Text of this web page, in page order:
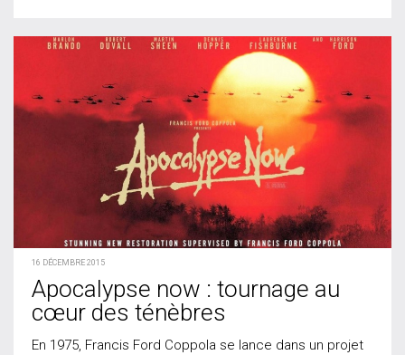
16 DÉCEMBRE 2015
Apocalypse now : tournage au
cœur des ténèbres
En 1975, Francis Ford Coppola se lance dans un projet